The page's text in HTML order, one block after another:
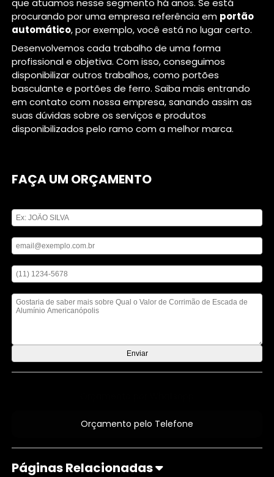
que atuamos nesse segmento há anos. Se está
procurando por uma empresa referência em portão
automático, por exemplo, você está no lugar certo.
Desenvolvemos cada trabalho de uma forma
profissional e objetiva. Com isso, conseguimos
disponibilizar outros trabalhos, como portões
basculante e portões de ferro. Saiba mais entrando
em contato com nossa empresa, sanando assim as
suas dúvidas sobre os serviços e produtos
disponibilizados pelo ramo com a melhor marca.
FAÇA UM ORÇAMENTO
Orçamento pelo Telefone
Páginas Relacionadas